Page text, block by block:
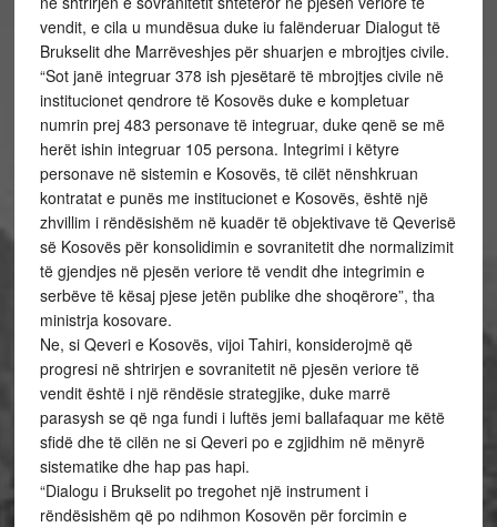
vendit, e cila u mundësua duke iu falënderuar Dialogut të
Brukselit dhe Marrëveshjes për shuarjen e mbrojtjes civile.
“Sot janë integruar 378 ish pjesëtarë të mbrojtjes civile në
institucionet qendrore të Kosovës duke e kompletuar
numrin prej 483 personave të integruar, duke qenë se më
herët ishin integruar 105 persona. Integrimi i këtyre
personave në sistemin e Kosovës, të cilët nënshkruan
kontratat e punës me institucionet e Kosovës, është një
zhvillim i rëndësishëm në kuadër të objektivave të Qeverisë
së Kosovës për konsolidimin e sovranitetit dhe normalizimit
të gjendjes në pjesën veriore të vendit dhe integrimin e
serbëve të kësaj pjese jetën publike dhe shoqërore”, tha
ministrja kosovare.
Ne, si Qeveri e Kosovës, vijoi Tahiri, konsiderojmë që
progresi në shtrirjen e sovranitetit në pjesën veriore të
vendit është i një rëndësie strategjike, duke marrë
parasysh se që nga fundi i luftës jemi ballafaquar me këtë
sfidë dhe të cilën ne si Qeveri po e zgjidhim në mënyrë
sistematike dhe hap pas hapi.
“Dialogu i Brukselit po tregohet një instrument i
rëndësishëm që po ndihmon Kosovën për forcimin e